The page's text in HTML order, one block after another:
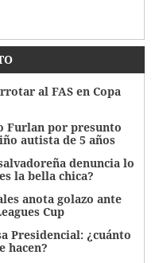
al FAS en Copa
Furlan por presunto
autista de 5 años
denuncia lo
la bella chica?
anota golazo ante
Cup
Presidencial: ¿cuánto
hacen?